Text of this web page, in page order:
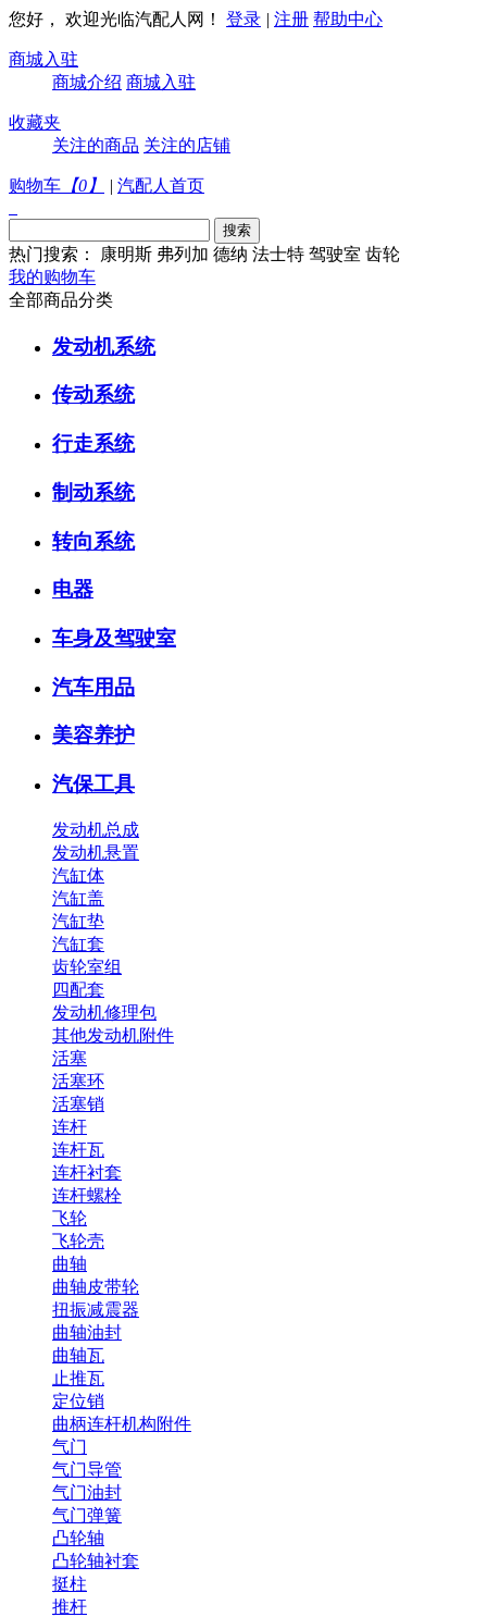
您好， 欢迎光临汽配人网！ 登录 | 注册 帮助中心
商城入驻
商城介绍 商城入驻
收藏夹
关注的商品 关注的店铺
购物车 【0 】 | 汽配人首页
热门搜索： 康明斯 弗列加 德纳 法士特 驾驶室 齿轮
我的购物车
全部商品分类
发动机系统
传动系统
行走系统
制动系统
转向系统
电器
车身及驾驶室
汽车用品
美容养护
汽保工具
发动机总成
发动机悬置
汽缸体
汽缸盖
汽缸垫
汽缸套
齿轮室组
四配套
发动机修理包
其他发动机附件
活塞
活塞环
活塞销
连杆
连杆瓦
连杆衬套
连杆螺栓
飞轮
飞轮壳
曲轴
曲轴皮带轮
扭振减震器
曲轴油封
曲轴瓦
止推瓦
定位销
曲柄连杆机构附件
气门
气门导管
气门油封
气门弹簧
凸轮轴
凸轮轴衬套
挺柱
推杆